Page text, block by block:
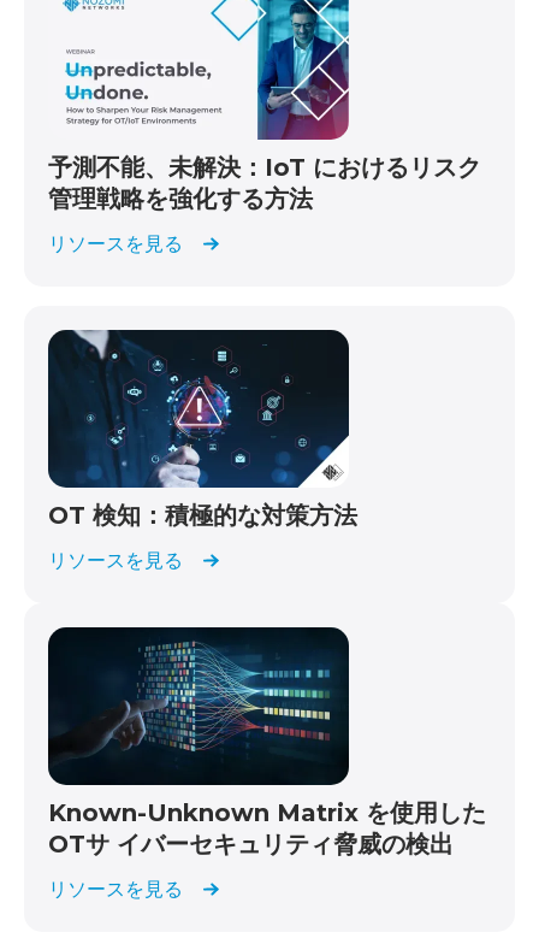
予測不能、未解決：IoT におけるリスク
管理戦略を強化する方法
リソースを見る
OT 検知：積極的な対策方法
リソースを見る
Known-Unknown Matrix を使用した
OTサ イバーセキュリティ脅威の検出
リソースを見る